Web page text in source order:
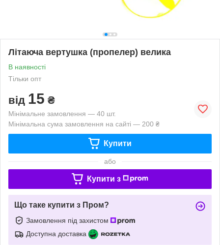
Літаюча вертушка (пропелер) велика
В наявності
Тільки опт
від 15 ₴
Мінімальне замовлення — 40 шт.
Мінімальна сума замовлення на сайті — 200 ₴
Купити
або
Купити з
Що таке купити з Пром?
Замовлення під захистом
Доступна доставка